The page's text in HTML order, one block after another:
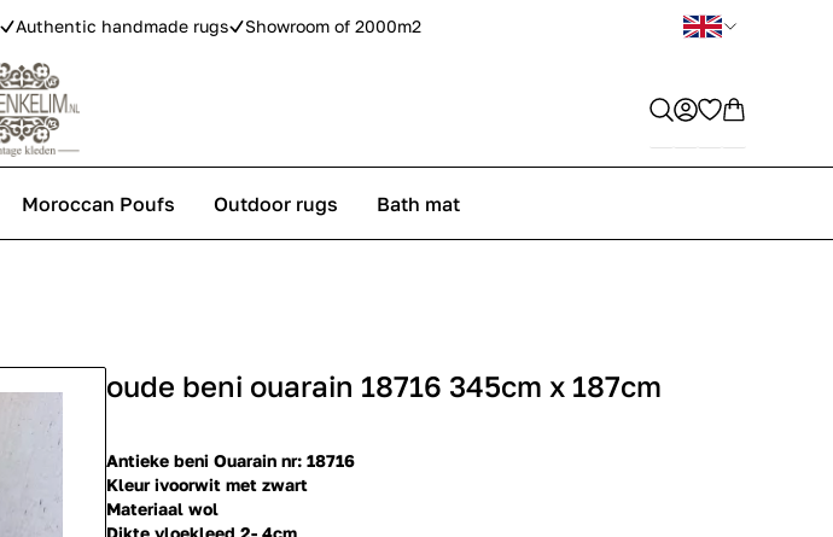
Authentic handmade rugs Showroom of 2000m2
Moroccan Poufs Outdoor rugs Bath mat
oude beni ouarain 18716 345cm x 187cm
Antieke beni Ouarain nr: 18716
Kleur ivoorwit met zwart
Materiaal wol
Dikte vloekleed 2- 4cm